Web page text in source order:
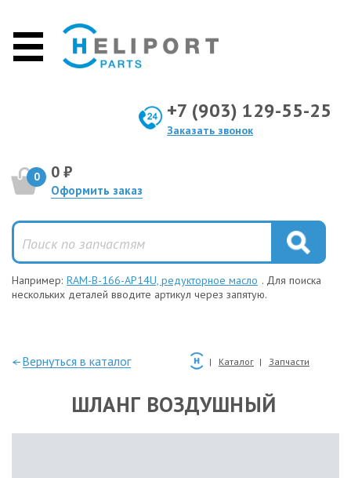
+7 (903) 129-55-25
Заказать звонок
0 0 ₽
Оформить заказ
Например: RAM-B-166-AP14U, редукторное масло . Для поиска
нескольких деталей вводите артикул через запятую.
—Вернуться в каталог Каталог Запчасти
ШЛАНГ ВОЗДУШНЫЙ